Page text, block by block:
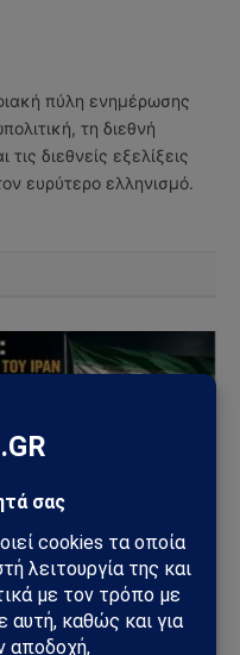
πύλη ενημέρωσης
τη διεθνή
διεθνείς εξελίξεις
ευρύτερο ελληνισμό.